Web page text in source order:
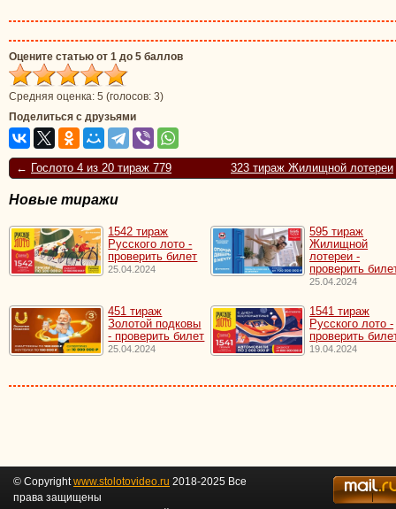
Оцените статью от 1 до 5 баллов
Средняя оценка: 5 (голосов: 3)
Поделиться с друзьями
← Гослото 4 из 20 тираж 779 323 тираж Жилищной лотереи
Новые тиражи
1542 тираж
Русского лото -
проверить билет
25.04.2024
595 тираж
Жилищной
лотереи -
проверить
25.04.2024
451 тираж
Золотой подковы
- проверить билет
25.04.2024
1541 тираж
Русского лото -
проверить
19.04.2024
© Copyrightwww.stolotovideo.ru 2018-2025 Все
права защищены